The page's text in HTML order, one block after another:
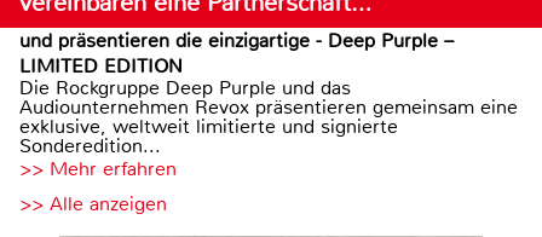
und präsentieren die einzigartige - Deep Purple –
LIMITED EDITION
Die Rockgruppe Deep Purple und das
Audiounternehmen Revox präsentieren gemeinsam eine
exklusive, weltweit limitierte und signierte
Sonderedition...
>> Mehr erfahren
>> Alle anzeigen